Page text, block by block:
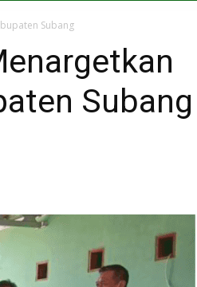
Subang
Subang